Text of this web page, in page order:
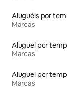
Marcas
Marcas
Marcas